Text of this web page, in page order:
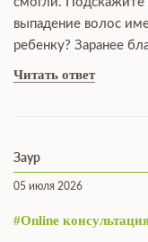
выпадение волос
ребенку? Заранее
Читать ответ
Заур
05 июля 2026
#Online